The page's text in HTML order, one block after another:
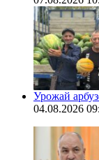
Урожай
04.08.2026